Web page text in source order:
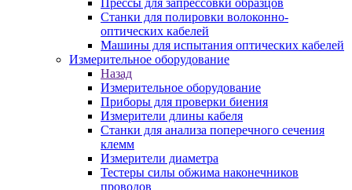
Прессы для запрессовки образцов
Станки для полировки волоконно-
оптических кабелей
Машины для испытания оптических кабелей
Измерительное оборудование
Назад
Измерительное оборудование
Приборы для проверки биения
Измерители длины кабеля
Станки для анализа поперечного сечения
клемм
Измерители диаметра
Тестеры силы обжима наконечников
проводов